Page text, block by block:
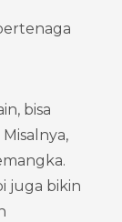
bisa
juga bikin